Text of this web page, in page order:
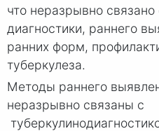
что неразрывно
диагностики, раннего
ранних форм,
туберкулеза.
Методы раннего
неразрывно связаны с